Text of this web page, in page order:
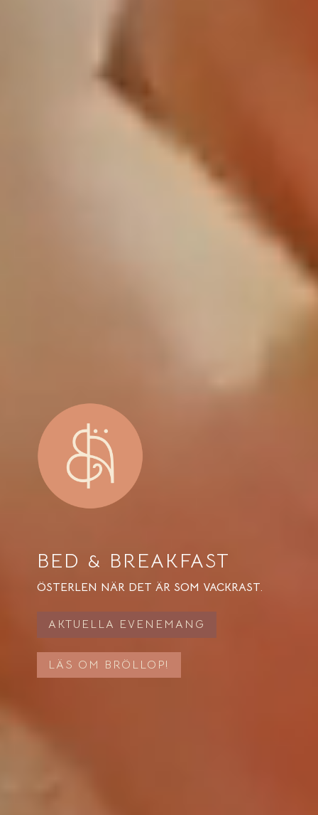
BED & BREAKFAST
ÖSTERLEN NÄR DET ÄR SOM VACKRAST.
AKTUELLA EVENEMANG
LÄS OM BRÖLLOP!